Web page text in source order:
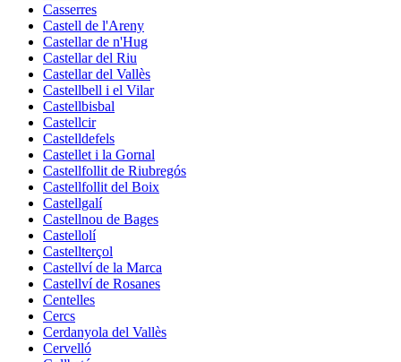
Casserres
Castell de l'Areny
Castellar de n'Hug
Castellar del Riu
Castellar del Vallès
Castellbell i el Vilar
Castellbisbal
Castellcir
Castelldefels
Castellet i la Gornal
Castellfollit de Riubregós
Castellfollit del Boix
Castellgalí
Castellnou de Bages
Castellolí
Castellterçol
Castellví de la Marca
Castellví de Rosanes
Centelles
Cercs
Cerdanyola del Vallès
Cervelló